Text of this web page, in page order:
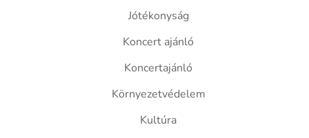
Jótékonyság
Koncert ajánló
Koncertajánló
Környezetvédelem
Kultúra